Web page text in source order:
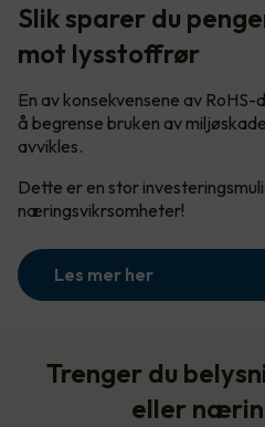
Slik sparer du
mot lysstoffrør
En av konsekvensene av
å begrense bruken av
avvikles.
Dette er en stor
næringsvikrsomheter!
Les mer her
Trenger du
eller